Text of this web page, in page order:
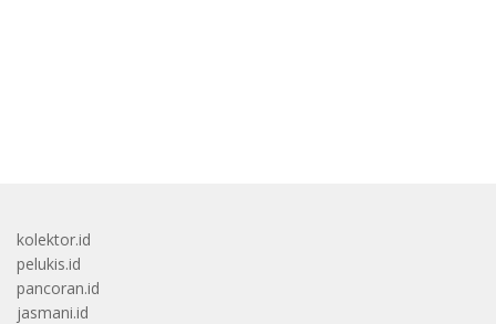
kolektor.id
pelukis.id
pancoran.id
jasmani.id